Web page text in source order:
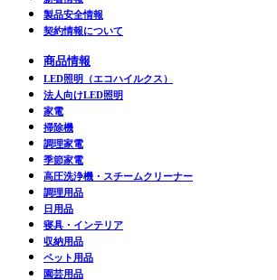
製品安全情報
契約情報について
商品情報
LED照明（エコハイルクス）
法人向けLED照明
家電
掃除機
調理家電
季節家電
高圧洗浄機・スチームクリーナー
調理用品
日用品
寝具・インテリア
収納用品
ペット用品
園芸用品